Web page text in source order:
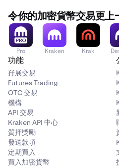
令你的加密貨幣交易更上
Pro Kraken Krak
功能
孖展交易
Futures Trading
OTC 交易
機構
API 交易
Kraken API 中心
質押獎勵
發送款項
定期買入
買入加密貨幣